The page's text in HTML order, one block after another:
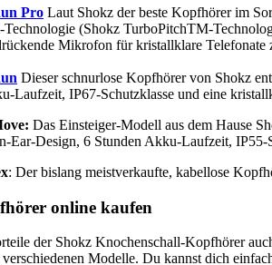
Pro Laut Shokz der beste Kopfhörer im
(Shokz TurboPitchTM-
Mikrofon für kristallklare Telefonate
Dieser schnurlose Kopfhörer von Shokz
Laufzeit, IP67-Schutzklasse und eine
Das Einsteiger-Modell aus dem Hause
Ear-Design, 6 Stunden Akku-Laufzeit,
: Der bislang meistverkaufte, kabellose
online kaufen
der Shokz Knochenschall-Kopfhörer
Modelle. Du kannst dich